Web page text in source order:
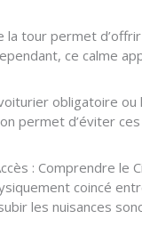
la tour permet
ce calme
obligatoire
permet d’éviter
: Comprendre le
coincé
les nuisances